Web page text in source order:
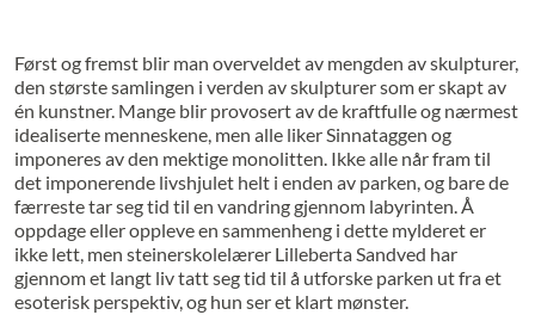
Først og fremst blir man overveldet av mengden av skulpturer,
den største samlingen i verden av skulpturer som er skapt av
én kunstner. Mange blir provosert av de kraftfulle og nærmest
idealiserte menneskene, men alle liker Sinnataggen og
imponeres av den mektige monolitten. Ikke alle når fram til
det imponerende livshjulet helt i enden av parken, og bare de
færreste tar seg tid til en vandring gjennom labyrinten. Å
oppdage eller oppleve en sammenheng i dette mylderet er
ikke lett, men steinerskolelærer Lilleberta Sandved har
gjennom et langt liv tatt seg tid til å utforske parken ut fra et
esoterisk perspektiv, og hun ser et klart mønster.